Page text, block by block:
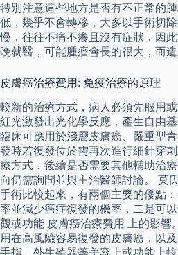
特別注意這些地方是否有不正常的
低，幾乎不會轉移，大多以手術切
慢，往往不痛不癢且沒有症狀，因
晚就醫，可能腫瘤會長的很大，而造
皮膚癌治療費用: 免疫治療的原理
較新的治療方式，病人必須先服用
紅光激發出光化學反應，產生自由
臨床可應用於淺層皮膚癌、嚴重型
發時若復發位於需再次進行細針穿
療方式，後續是否需要其他輔助治
向仍需詢問並與主治醫師討論。 莫
手術比較起來，有兩個主要的優點
率並減少癌症復發的機率，二是可
觀或功能 皮膚癌治療費用 上的影響
用在高風險容易復發的皮膚癌，以